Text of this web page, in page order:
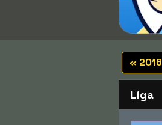
« 2016
Liga